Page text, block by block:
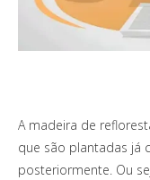
A madeira de
que são plantadas já
posteriormente. Ou